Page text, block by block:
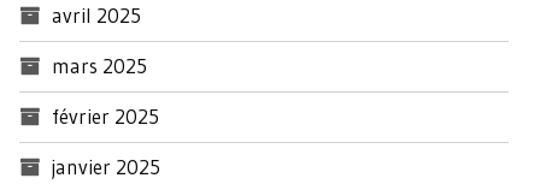
avril 2025
mars 2025
février 2025
janvier 2025